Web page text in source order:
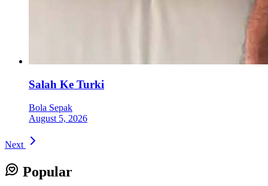
Salah Ke Turki
Bola Sepak
August 5, 2026
Next
Popular